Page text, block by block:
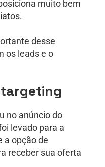
muito bem
desse
os leads e o
no anúncio do
levado para a
a opção de
receber sua oferta